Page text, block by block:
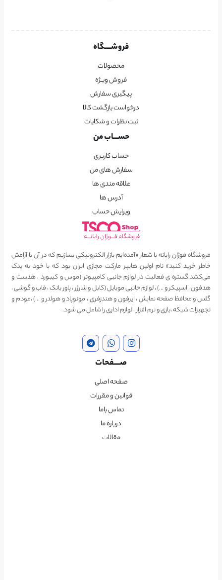
فروشــــگاه
محصولات
فروش ویــژه
پیگیری سفارش
درخواست بازگشت کالا
ثبت نظرات و شکایات
حســـاب من
حساب کاربری
سفارش های من
علاقه مندی ها
آدرس ها
ویرایش حساب
فروشگاه فوژان رایانه با شعار «آمده‌ایم بازار الکترونیکی بسازیم که در آن با آرامش
خاطر خرید کنید» نام اولین هایپر مارکت مجازی ایران بود که با خود به یدک
می‌کشد.گستره ی فعالیت در لوازم جانبی کامپیوتر (موس و کیبورد ، هدست و
هدفون ، اسپیکر و …) ، لوازم جانبی موبایل (کابل و شارژر ، پاور بانک ، قاب و گوشی ،
گلس و محافظ صفحه نمایش ، ایرفون و هندزفری ، مونوپاد و هولدر و …) ،مودم و
تجهیزات شبکه ،بازی و نرم افزار ، لوازم اداری را شامل می شود.
صــــفحات
صفحه اصلی
قوانین و مقررات
تماس باما
درباره ما
مقالات